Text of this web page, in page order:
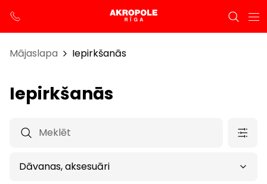
Mājaslapa Iepirkšanās
Iepirkšanās